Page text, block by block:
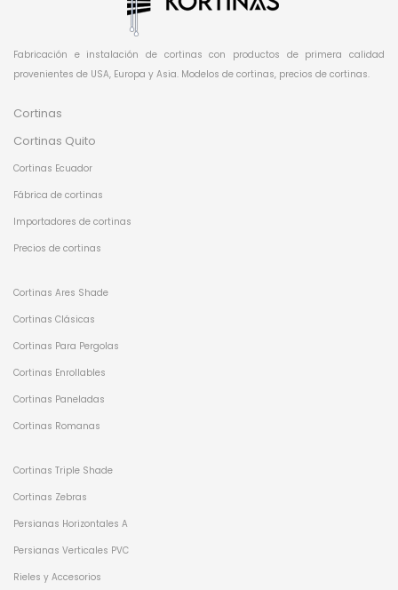
Fabricación e instalación de cortinas con productos de primera calidad
provenientes de USA, Europa y Asia. Modelos de cortinas, precios de cortinas.
Cortinas
Cortinas Quito
Cortinas Ecuador
Fábrica de cortinas
Importadores de cortinas
Precios de cortinas
Cortinas Ares Shade
Cortinas Clásicas
Cortinas Para Pergolas
Cortinas Enrollables
Cortinas Paneladas
Cortinas Romanas
Cortinas Triple Shade
Cortinas Zebras
Persianas Horizontales A
Persianas Verticales PVC
Rieles y Accesorios